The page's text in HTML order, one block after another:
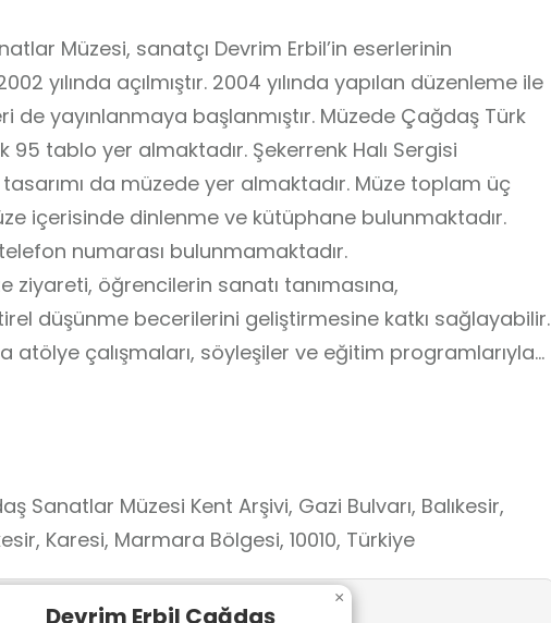
Müzesi, sanatçı Devrim Erbil’in eserlerinin
2004 yılında yapılan düzenleme ile
başlanmıştır. Müzede Çağdaş Türk
95 tablo yer almaktadır. Şekerrenk Halı Sergisi
da müzede yer almaktadır. Müze toplam üç
dinlenme ve kütüphane bulunmaktadır.
hatlı telefon numarası bulunmamaktadır.
ziyareti, öğrencilerin sanatı tanımasına,
düşünme becerilerini geliştirmesine katkı sağlayabilir.
atölye çalışmaları, söyleşiler ve eğitim programlarıyla
Sanatlar Müzesi Kent Arşivi, Gazi Bulvarı, Balıkesir,
Karesi, Marmara Bölgesi, 10010, Türkiye
Devrim Erbil Çağdaş
×